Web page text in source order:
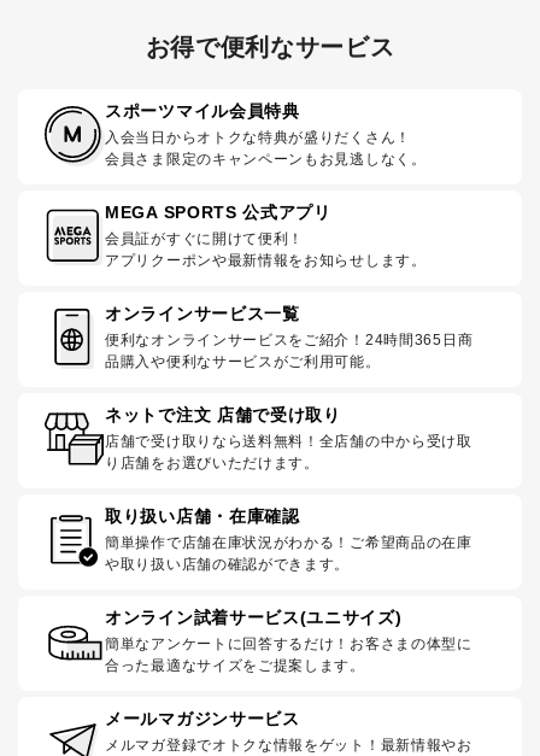
お得で便利なサービス
スポーツマイル会員特典
入会当日からオトクな特典が盛りだくさん！
会員さま限定のキャンペーンもお見逃しなく。
MEGA SPORTS 公式アプリ
会員証がすぐに開けて便利！
アプリクーポンや最新情報をお知らせします。
オンラインサービス一覧
便利なオンラインサービスをご紹介！24時間365日商
品購入や便利なサービスがご利用可能。
ネットで注文 店舗で受け取り
店舗で受け取りなら送料無料！全店舗の中から受け取
り店舗をお選びいただけます。
取り扱い店舗・在庫確認
簡単操作で店舗在庫状況がわかる！ご希望商品の在庫
や取り扱い店舗の確認ができます。
オンライン試着サービス(ユニサイズ)
簡単なアンケートに回答するだけ！お客さまの体型に
合った最適なサイズをご提案します。
メールマガジンサービス
メルマガ登録でオトクな情報をゲット！最新情報やお